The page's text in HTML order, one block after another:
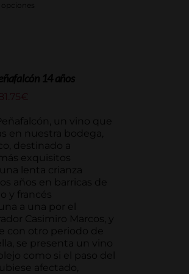
opciones
14 años
€
un vino que
en nuestra bodega,
destinado a
exquisitos
lenta crianza
años en barricas de
y francés
a una por el
Casimiro Marcos, y
con otro periodo de
se presenta un vino
como si el paso del
afectado,